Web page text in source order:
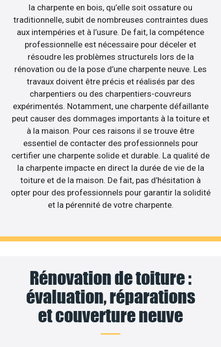
la charpente en bois, qu’elle soit ossature ou
traditionnelle, subit de nombreuses contraintes dues
aux intempéries et à l’usure. De fait, la compétence
professionnelle est nécessaire pour déceler et
résoudre les problèmes structurels lors de la
rénovation ou de la pose d’une charpente neuve. Les
travaux doivent être précis et réalisés par des
charpentiers ou des charpentiers-couvreurs
expérimentés. Notamment, une charpente défaillante
peut causer des dommages importants à la toiture et
à la maison. Pour ces raisons il se trouve être
essentiel de contacter des professionnels pour
certifier une charpente solide et durable. La qualité de
la charpente impacte en direct la durée de vie de la
toiture et de la maison. De fait, pas d’hésitation à
opter pour des professionnels pour garantir la solidité
et la pérennité de votre charpente.
Rénovation de toiture :
évaluation, réparations
et couverture neuve